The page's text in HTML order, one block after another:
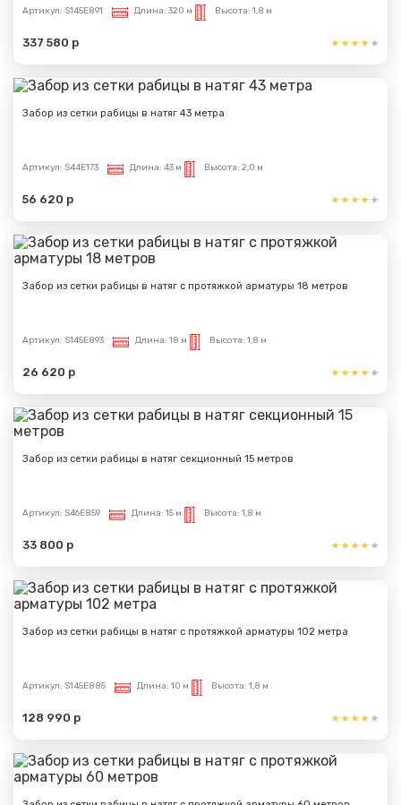
Артикул: S145E891 Длина: 320 м Высота: 1,8 м
337 580 р
Забор из сетки рабицы в натяг 43 метра
Артикул: S44E173 Длина: 43 м Высота: 2,0 м
56 620 р
Забор из сетки рабицы в натяг с протяжкой арматуры 18 метров
Артикул: S145E893 Длина: 18 м Высота: 1,8 м
26 620 р
Забор из сетки рабицы в натяг секционный 15 метров
Артикул: S46E859 Длина: 15 м Высота: 1,8 м
33 800 р
Забор из сетки рабицы в натяг с протяжкой арматуры 102 метра
Артикул: S145E885 Длина: 10 м Высота: 1,8 м
128 990 р